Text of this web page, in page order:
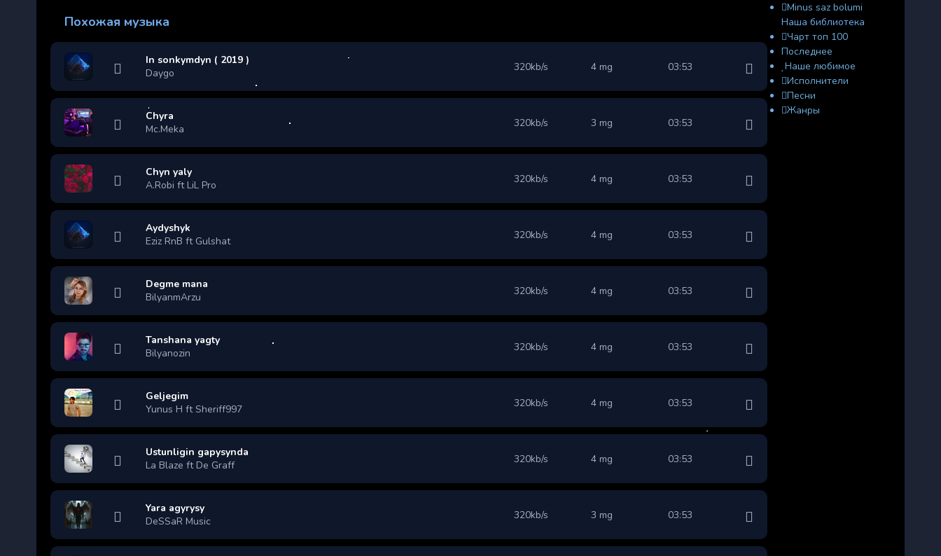
Похожая музыка
In sonkymdyn ( 2019 )
Daygo
320kb/s 4 mg 03:53
Chyra
Mc.Meka
320kb/s 3 mg 03:53
Chyn yaly
A.Robi ft LiL Pro
320kb/s 4 mg 03:53
Aydyshyk
Eziz RnB ft Gulshat
320kb/s 4 mg 03:53
Degme mana
BilyanmArzu
320kb/s 4 mg 03:53
Tanshana yagty
Bilyanozin
320kb/s 4 mg 03:53
Geljegim
Yunus H ft Sheriff997
320kb/s 4 mg 03:53
Ustunligin gapysynda
La Blaze ft De Graff
320kb/s 4 mg 03:53
Yara agyrysy
DeSSaR Music
320kb/s 3 mg 03:53
Minus saz bolumi
Наша библиотека
Чарт топ 100
Последнее
Наше любимое
Исполнители
Песни
Жанры